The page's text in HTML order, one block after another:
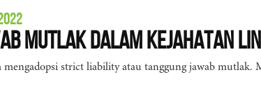
Mutlak dalam Kejahatan
strict liability atau tanggung jawab mutlak.